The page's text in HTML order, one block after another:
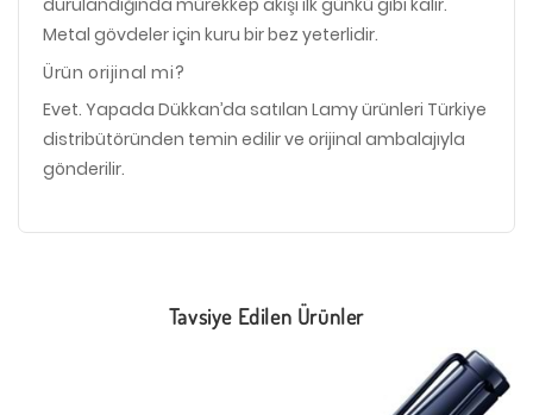
Metal gövdeler için kuru bir bez yeterlidir.
Ürün orijinal mi?
Evet. Yapada Dükkan’da satılan Lamy ürünleri Türkiye
distribütöründen temin edilir ve orijinal ambalajıyla
gönderilir.
Tavsiye Edilen Ürünler